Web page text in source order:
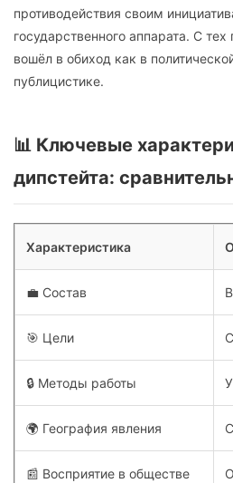
противодействия своим
государственного аппарата. С
вошёл в обиход как в
публицистике.
📊 Ключевые
дипстейта:
Характеристика
💼 Состав
🎯 Цели
🔒 Методы работы
🌍 География явления
📰 Восприятие в обществе